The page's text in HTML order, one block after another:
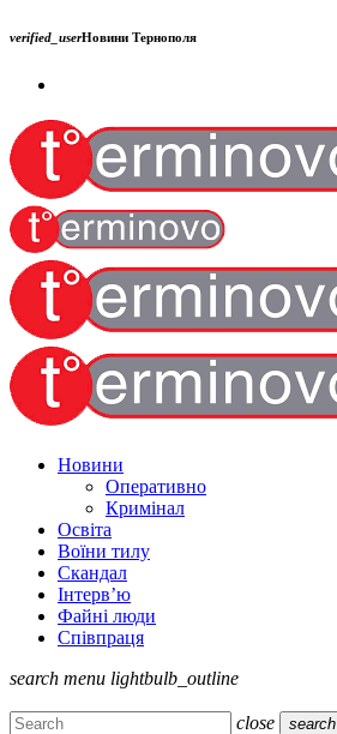
verified_userНовини Тернополя
Новини
Оперативно
Кримінал
Освіта
Воїни тилу
Скандал
Інтерв’ю
Файні люди
Співпраця
search menu lightbulb_outline
close search